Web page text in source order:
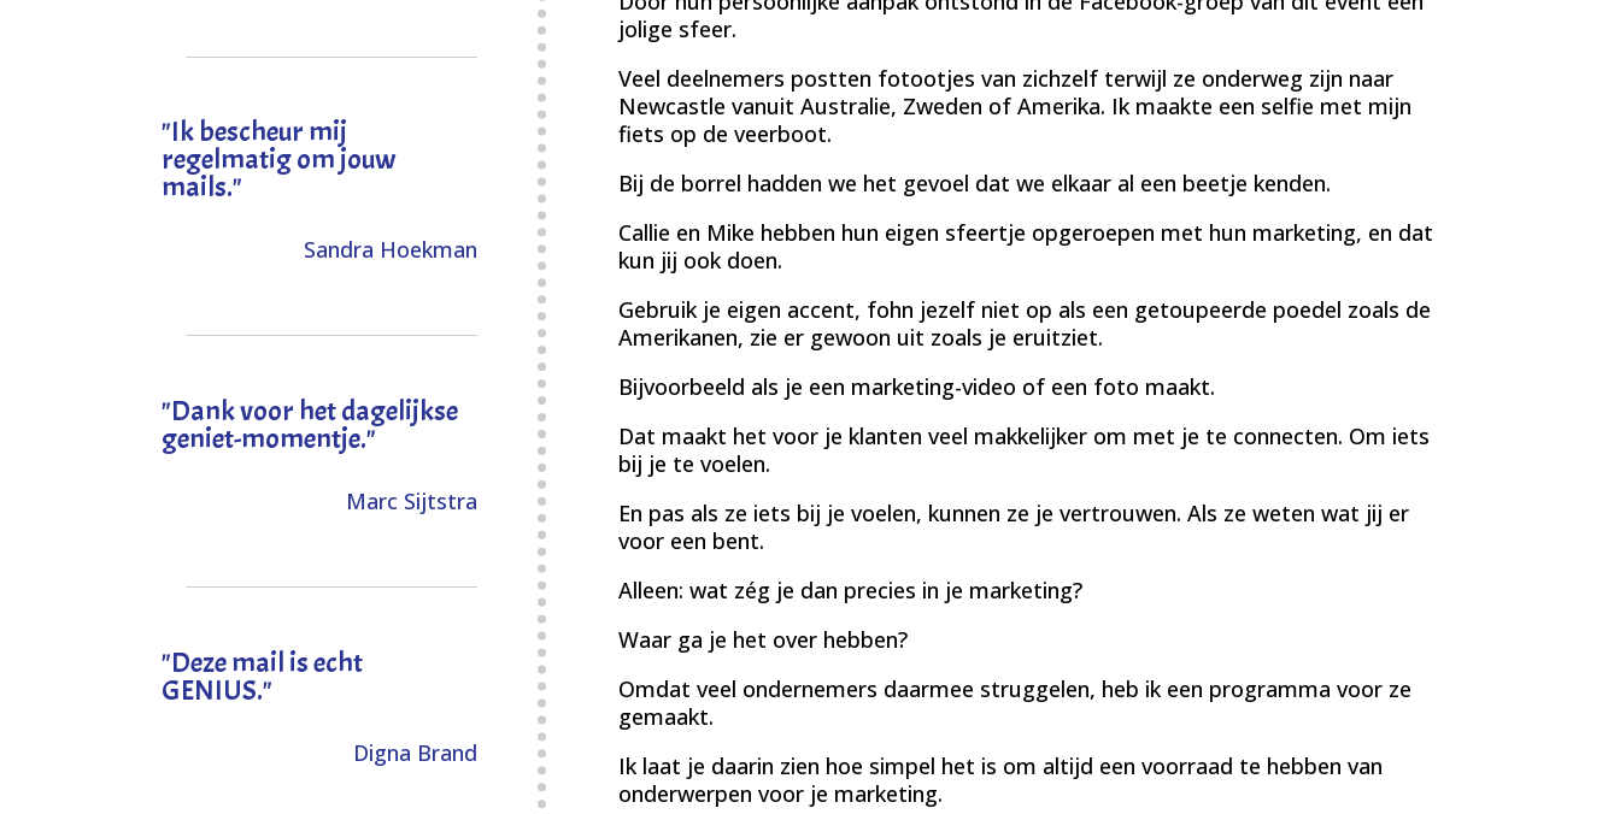
"Ik bescheur mij
regelmatig om jouw
mails."
Sandra Hoekman
"Dank voor het dagelijkse
geniet-momentje."
Marc Sijtstra
"Deze mail is echt
GENIUS."
Digna Brand
jolige sfeer.
Veel deelnemers postten fotootjes van zichzelf terwijl ze onderweg zijn naar
Newcastle vanuit Australie, Zweden of Amerika. Ik maakte een selfie met mijn
fiets op de veerboot.
Bij de borrel hadden we het gevoel dat we elkaar al een beetje kenden.
Callie en Mike hebben hun eigen sfeertje opgeroepen met hun marketing, en dat
kun jij ook doen.
Gebruik je eigen accent, fohn jezelf niet op als een getoupeerde poedel zoals de
Amerikanen, zie er gewoon uit zoals je eruitziet.
Bijvoorbeeld als je een marketing-video of een foto maakt.
Dat maakt het voor je klanten veel makkelijker om met je te connecten. Om iets
bij je te voelen.
En pas als ze iets bij je voelen, kunnen ze je vertrouwen. Als ze weten wat jij er
voor een bent.
Alleen: wat zég je dan precies in je marketing?
Waar ga je het over hebben?
Omdat veel ondernemers daarmee struggelen, heb ik een programma voor ze
gemaakt.
Ik laat je daarin zien hoe simpel het is om altijd een voorraad te hebben van
onderwerpen voor je marketing.